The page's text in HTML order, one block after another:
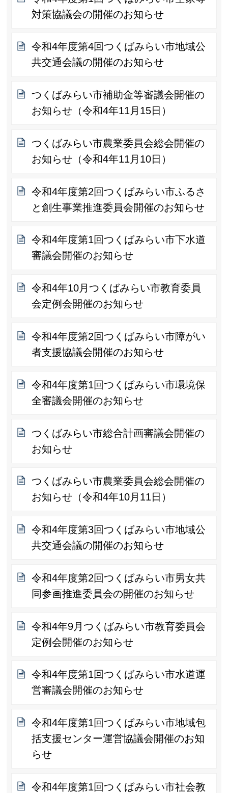
対策協議会の開催のお知らせ
令和4年度第4回つくばみらい市地域公
共交通会議の開催のお知らせ
つくばみらい市補助金等審議会開催の
お知らせ（令和4年11月15日）
つくばみらい市農業委員会総会開催の
お知らせ（令和4年11月10日）
令和4年度第2回つくばみらい市ふるさ
と創生事業推進委員会開催のお知らせ
令和4年度第1回つくばみらい市下水道
審議会開催のお知らせ
令和4年10月つくばみらい市教育委員
会定例会開催のお知らせ
令和4年度第2回つくばみらい市障がい
者支援協議会開催のお知らせ
令和4年度第1回つくばみらい市環境保
全審議会開催のお知らせ
つくばみらい市総合計画審議会開催の
お知らせ
つくばみらい市農業委員会総会開催の
お知らせ（令和4年10月11日）
令和4年度第3回つくばみらい市地域公
共交通会議の開催のお知らせ
令和4年度第2回つくばみらい市男女共
同参画推進委員会の開催のお知らせ
令和4年9月つくばみらい市教育委員会
定例会開催のお知らせ
令和4年度第1回つくばみらい市水道運
営審議会開催のお知らせ
令和4年度第1回つくばみらい市地域包
括支援センター運営協議会開催のお知
らせ
令和4年度第1回つくばみらい市社会教